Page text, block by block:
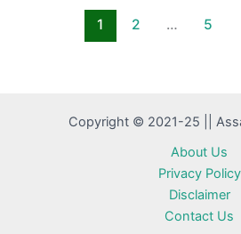
1 2 … 5
Copyright © 2021-25 ||
About Us
Privacy Policy
Disclaimer
Contact Us